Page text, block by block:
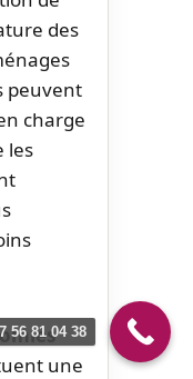
des
peuvent
charge
les
une
56 81 04 38